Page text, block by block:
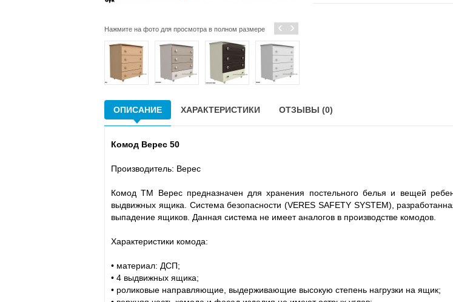
Нажмите на фото для просмотра в полном размере ‹ ›
ОПИСАНИЕ ХАРАКТЕРИСТИКИ ОТЗЫВЫ (0)
Комод Верес 50
Производитель: Верес
Комод ТМ Верес предназначен для хранения постельного белья и вещей
выдвижных ящика. Система безопасности (VERES SAFETY SYSTEM),
выпадение ящиков. Данная система не имеет аналогов в производстве комодов.
Характеристики комода:
• материал: ДСП;
• 4 выдвижных ящика;
• роликовые направляющие, выдерживающие высокую степень нагрузки на ящик;